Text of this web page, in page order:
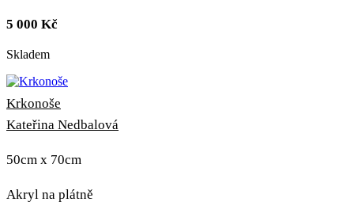
5 000 Kč
Skladem
Krkonoše
Kateřina Nedbalová
50cm x 70cm
Akryl na plátně